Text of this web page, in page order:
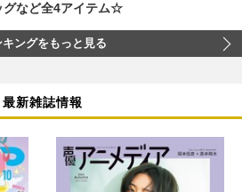
グなど全4アイテム☆
キングをもっと見る
最新雑誌情報